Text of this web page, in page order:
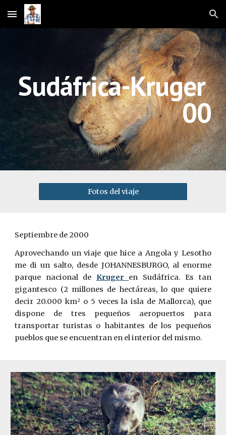
Skip to main content Skip to navigation
Sudáfrica-Kruger
00
Fotos del viaje
Septiembre de 2000
Aprovechando un viaje que hice a Angola y Lesotho
me di un salto, desde JOHANNESBURGO, al enorme
parque nacional de Kruger en Sudáfrica. Es tan
gigantesco (2 millones de hectáreas, lo que quiere
decir 20.000 km2
o 5 veces la isla de Mallorca), que
dispone de tres pequeños aeropuertos para
transportar turistas o habitantes de los pequeños
pueblos que se encuentran en el interior del mismo.